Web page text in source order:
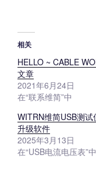
相关
HELLO ~ CABLE
文章
2021年6月24日
在“联系维简”中
WITRN维简USB测试
升级软件
2025年3月13日
在“USB电流电压表”中